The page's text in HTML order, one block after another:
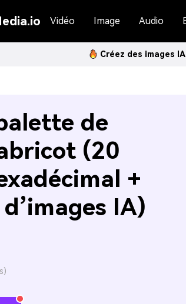
Vidéo Image Audio
Créez des images
de
(20
+
IA)